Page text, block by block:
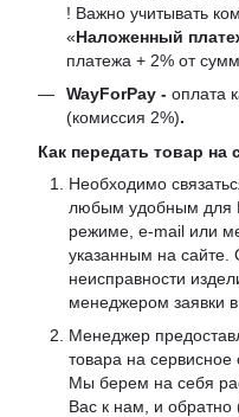
! Важно учитывать
«Наложенный
платежа + 2% от
WayForPay - оплата
(комиссия 2%).
Как передать товар
Необходимо
любым удобным для
режиме, e-mail или
указанным на
неисправности
менеджером заявки в
Менеджер
товара на
Мы берем на себя
Вас к нам, и обратно